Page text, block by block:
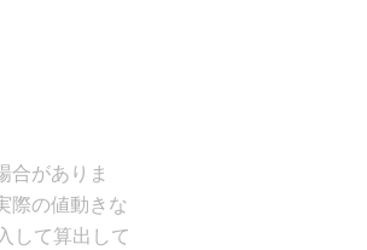
合がありま
際の値動きな
して算出して